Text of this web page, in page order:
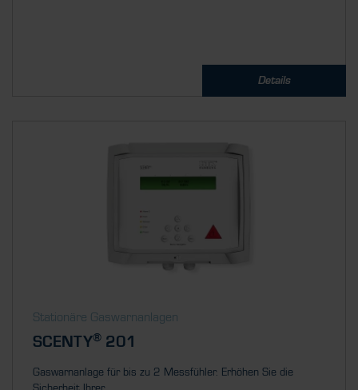
Details
Stationäre Gaswarnanlagen
SCENTY® 201
Gaswarnanlage für bis zu 2 Messfühler. Erhöhen Sie die